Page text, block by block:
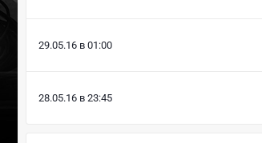
29.05.16 в 01:00
28.05.16 в 23:45